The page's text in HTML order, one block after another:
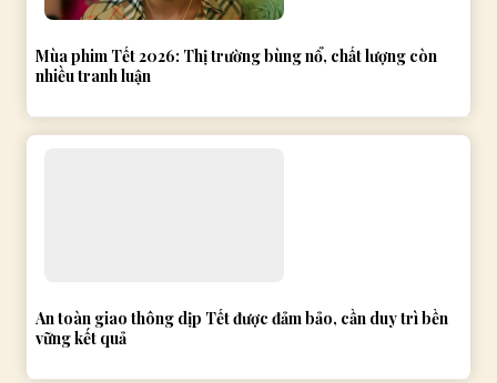
Mùa phim Tết 2026: Thị trường bùng nổ, chất lượng còn
nhiều tranh luận
An toàn giao thông dịp Tết được đảm bảo, cần duy trì bền
vững kết quả